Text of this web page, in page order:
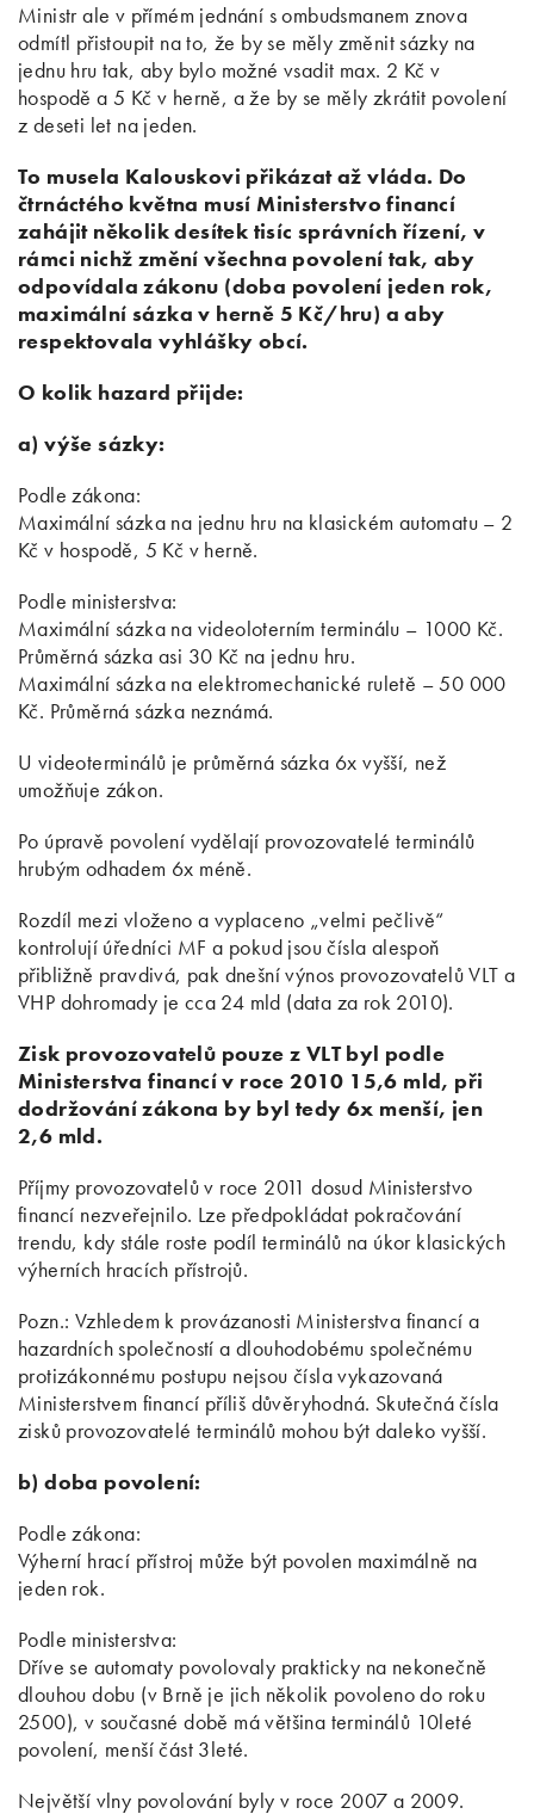
Ministr ale v přímém jednání s ombudsmanem znova
odmítl přistoupit na to, že by se měly změnit sázky na
jednu hru tak, aby bylo možné vsadit max. 2 Kč v
hospodě a 5 Kč v herně, a že by se měly zkrátit povolení
z deseti let na jeden.
To musela Kalouskovi přikázat až vláda. Do
čtrnáctého května musí Ministerstvo financí
zahájit několik desítek tisíc správních řízení, v
rámci nichž změní všechna povolení tak, aby
odpovídala zákonu (doba povolení jeden rok,
maximální sázka v herně 5 Kč/hru) a aby
respektovala vyhlášky obcí.
O kolik hazard přijde:
a) výše sázky:
Podle zákona:
Maximální sázka na jednu hru na klasickém automatu – 2
Kč v hospodě, 5 Kč v herně.
Podle ministerstva:
Maximální sázka na videoloterním terminálu – 1000 Kč.
Průměrná sázka asi 30 Kč na jednu hru.
Maximální sázka na elektromechanické ruletě – 50 000
Kč. Průměrná sázka neznámá.
U videoterminálů je průměrná sázka 6x vyšší, než
umožňuje zákon.
Po úpravě povolení vydělají provozovatelé terminálů
hrubým odhadem 6x méně.
Rozdíl mezi vloženo a vyplaceno „velmi pečlivě“
kontrolují úředníci MF a pokud jsou čísla alespoň
přibližně pravdivá, pak dnešní výnos provozovatelů VLT a
VHP dohromady je cca 24 mld (data za rok 2010).
Zisk provozovatelů pouze z VLT byl podle
Ministerstva financí v roce 2010 15,6 mld, při
dodržování zákona by byl tedy 6x menší, jen
2,6 mld.
Příjmy provozovatelů v roce 2011 dosud Ministerstvo
financí nezveřejnilo. Lze předpokládat pokračování
trendu, kdy stále roste podíl terminálů na úkor klasických
výherních hracích přístrojů.
Pozn.: Vzhledem k provázanosti Ministerstva financí a
hazardních společností a dlouhodobému společnému
protizákonnému postupu nejsou čísla vykazovaná
Ministerstvem financí příliš důvěryhodná. Skutečná čísla
zisků provozovatelé terminálů mohou být daleko vyšší.
b) doba povolení:
Podle zákona:
Výherní hrací přístroj může být povolen maximálně na
jeden rok.
Podle ministerstva:
Dříve se automaty povolovaly prakticky na nekonečně
dlouhou dobu (v Brně je jich několik povoleno do roku
2500), v současné době má většina terminálů 10leté
povolení, menší část 3leté.
Největší vlny povolování byly v roce 2007 a 2009.